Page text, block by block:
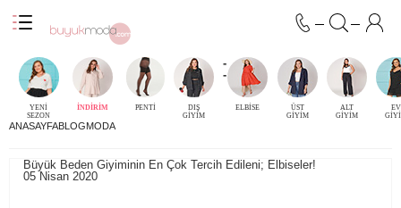
YENİ
SEZON
İNDİRİM PENTİ
DIŞ
GİYİM
-
-
ELBİSE
ÜST
GİYİM
ALT
GİYİM
EV
ANASAYFABLOGMODA
Büyük Beden Giyiminin En Çok Tercih Edileni; Elbiseler!
05 Nisan 2020